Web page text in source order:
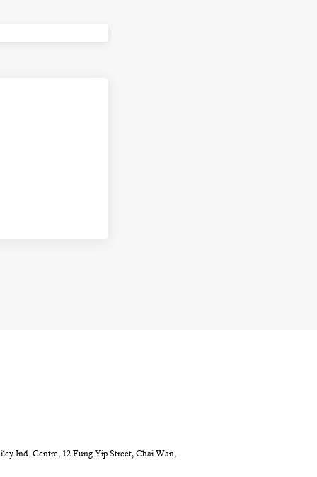
Ind. Centre, 12 Fung Yip Street, Chai Wan,